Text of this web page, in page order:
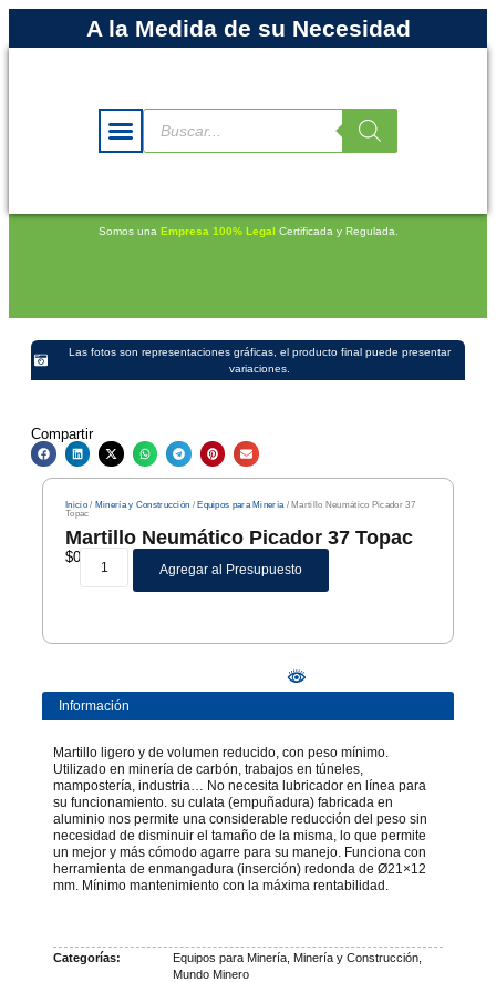
A la Medida de su Necesidad
Somos una Empresa 100% Legal Certificada y Regulada.
Las fotos son representaciones gráficas, el producto final puede presentar
variaciones.
Compartir
Inicio/ Minería y Construcción /Equipos para Minería / Martillo Neumático Picador 37
Topac
Martillo Neumático Picador 37 Topac
$0
Agregar al Presupuesto
Información
Martillo ligero y de volumen reducido, con peso mínimo.
Utilizado en minería de carbón, trabajos en túneles,
mampostería, industria… No necesita lubricador en línea para
su funcionamiento. su culata (empuñadura) fabricada en
aluminio nos permite una considerable reducción del peso sin
necesidad de disminuir el tamaño de la misma, lo que permite
un mejor y más cómodo agarre para su manejo. Funciona con
herramienta de enmangadura (inserción) redonda de Ø21×12
mm. Mínimo mantenimiento con la máxima rentabilidad.
Categorías: Equipos para Minería Minería y Construcción
Mundo Minero